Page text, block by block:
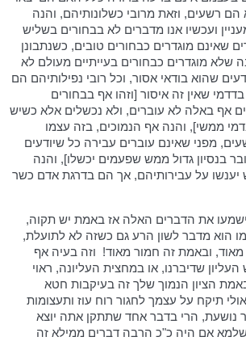
רשעים, וזאת מרובי כשלונותיהם, והנה
ועכשיו אנו מדברים לא בבחורים בשליש
שאינם מוגדרים כבחורים טובים, כשנתבונן
שלא מוגדרים כבחורים בעייתיים מעולם לא
שהוא בודאי אסור, וכל רובי נפילותיהם הם
שאין זה איסור [וזהו אף בבחורים
אף באלה לא עוברים, ולא נכשלים אלא כשיש
ממשי], והנה אף הנמוכים, בזה עצמו
מפני שאינם עוברים עבירה כל שיודעים
בנסיון גדול ממש שפעמים יכשלו], והנה
יענשו על עבירותיהם, אך הם בדרגת אדם כשר
את הדברים האלה אז באמת יש תקוה,
הוא מדבר לשון הרע גם כשזה לא לתועלת,
מאוד, ובאמת זה חמור מאוד! וזה בעיה אף
שדיברנו, או במחצית העליונה, ראוי
הציון הנמוך שלך זה בעיקבות חטא
תיקח על עצמך לחגור רוח עוז ותעצומות
נושעת, הרי בדבר אחד שתתקן אתה יוצא
אם היה כ"כ הרבה דברים ממילא זה